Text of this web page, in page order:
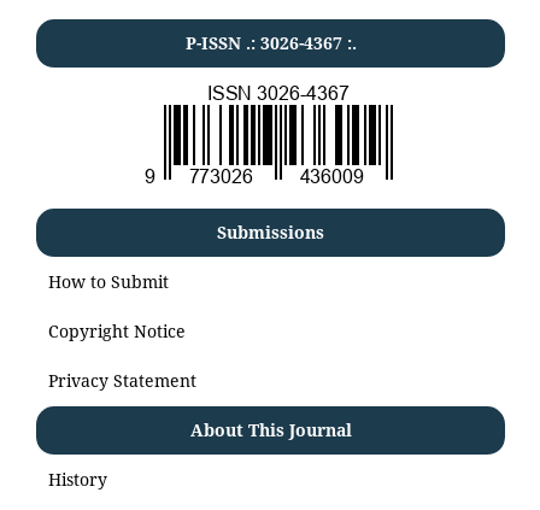
P-ISSN .: 3026-4367:.
Submissions
How to Submit
Copyright Notice
Privacy Statement
About This Journal
History